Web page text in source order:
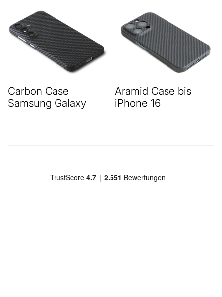
Carbon Case
Samsung Galaxy
Aramid Case bis
iPhone 16